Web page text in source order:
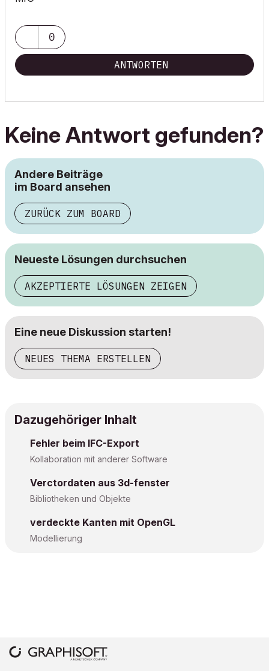
0
ANTWORTEN
Keine Antwort gefunden?
Andere Beiträge
im Board ansehen
ZURÜCK ZUM BOARD
Neueste Lösungen durchsuchen
AKZEPTIERTE LÖSUNGEN ZEIGEN
Eine neue Diskussion starten!
NEUES THEMA ERSTELLEN
Dazugehöriger Inhalt
Fehler beim IFC-Export
Kollaboration mit anderer Software
Verctordaten aus 3d-fenster
Bibliotheken und Objekte
verdeckte Kanten mit OpenGL
Modellierung